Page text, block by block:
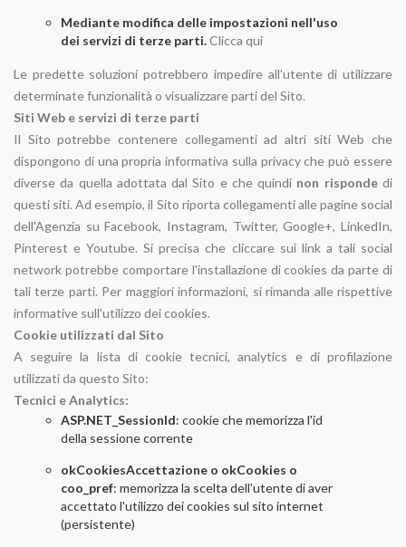
Mediante modifica delle impostazioni nell'uso
dei servizi di terze parti.Clicca qui
Le predette soluzioni potrebbero impedire all'utente di utilizzare
determinate funzionalità o visualizzare parti del Sito.
Siti Web e servizi di terze parti
Il Sito potrebbe contenere collegamenti ad altri siti Web che
dispongono di una propria informativa sulla privacy che può essere
diverse da quella adottata dal Sito e che quindi non rispondedi
questi siti. Ad esempio, il Sito riporta collegamenti alle pagine social
dell'Agenzia su Facebook, Instagram, Twitter, Google+, LinkedIn,
Pinterest e Youtube. Si precisa che cliccare sui link a tali social
network potrebbe comportare l'installazione di cookies da parte di
tali terze parti. Per maggiori informazioni, si rimanda alle rispettive
informative sull'utilizzo dei cookies.
Cookie utilizzati dal Sito
A seguire la lista di cookie tecnici, analytics e di profilazione
utilizzati da questo Sito:
Tecnici e Analytics:
​ASP.NET_SessionId: cookie che memorizza l'id
della sessione corrente
okCookiesAccettazione o okCookies o
coo_pref: memorizza la scelta dell'utente di aver
accettato l'utilizzo dei cookies sul sito internet
(persistente)